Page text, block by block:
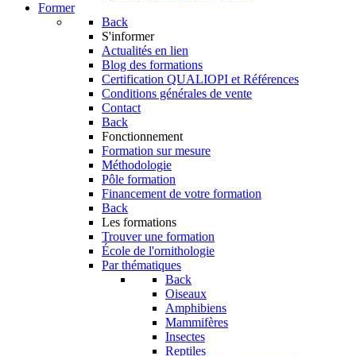
Former
Back
S'informer
Actualités en lien
Blog des formations
Certification QUALIOPI et Références
Conditions générales de vente
Contact
Back
Fonctionnement
Formation sur mesure
Méthodologie
Pôle formation
Financement de votre formation
Back
Les formations
Trouver une formation
École de l'ornithologie
Par thématiques
Back
Oiseaux
Amphibiens
Mammifères
Insectes
Reptiles